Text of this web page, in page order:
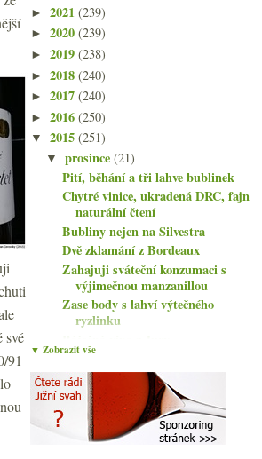
své
91
► 2021 (239)
► 2020 (239)
► 2019 (238)
► 2018 (240)
► 2017 (240)
► 2016 (250)
▼ 2015 (251)
▼prosince(21)
Pití, běhání a tři lahve bublinek
Chytré vinice, ukradená DRC, fajn
naturální čtení
Bubliny nejen na Silvestra
Dvě zklamání z Bordeaux
Zahajuji sváteční konzumaci s
výjimečnou manzanillou
Zase body s lahví výtečného
ryzlinku
PF 2016 & co budete pít o svátcích?
Valdespino Manzanilla Deliciosa
Fajn bio Pecorino a postarší domácí
P-Ch směska
Cava, ceny, body, ploty a zničené
padělky
▼ Zobrazit vše